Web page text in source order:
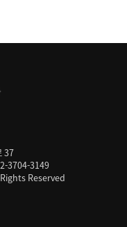
37
3704-3149
Reserved